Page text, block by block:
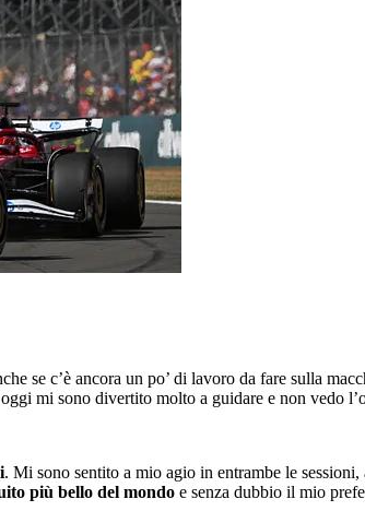
se c’è ancora un po’ di lavoro da fare sulla
mi sono divertito molto a guidare e non vedo
. Mi sono sentito a mio agio in entrambe le
più bello del mondo e senza dubbio il mio